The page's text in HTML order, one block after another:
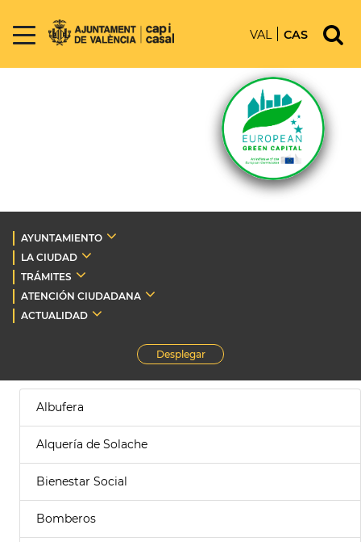
VAL CAS
AYUNTAMIENTO
LA CIUDAD
TRÁMITES
ATENCIÓN CIUDADANA
ACTUALIDAD
Desplegar
Albufera
Alquería de Solache
Bienestar Social
Bomberos